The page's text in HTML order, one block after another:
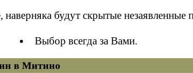
наверняка будут скрытые
Выбор всегда за Вами.
в Митино